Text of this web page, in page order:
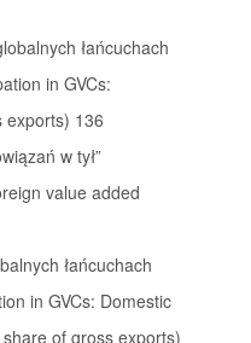
łańcuchach
in GVCs:
exports) 136
w tył”
value added
łańcuchach
in GVCs: Domestic
of gross exports)